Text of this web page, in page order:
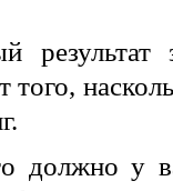
результат
того,
должно у